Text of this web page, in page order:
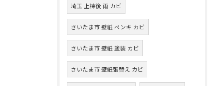
埼玉 上棟後 雨 カビ
さいたま市 壁紙 ペンキ カビ
さいたま市 壁紙 塗装 カビ
さいたま市 壁紙張替え カビ